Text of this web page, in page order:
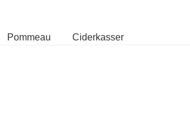
Pommeau Ciderkasser